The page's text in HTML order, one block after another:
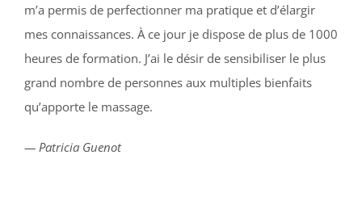
m’a permis de perfectionner ma pratique et d’élargir
mes connaissances. À ce jour je dispose de plus de 1000
heures de formation. J’ai le désir de sensibiliser le plus
grand nombre de personnes aux multiples bienfaits
qu’apporte le massage.
— Patricia Guenot